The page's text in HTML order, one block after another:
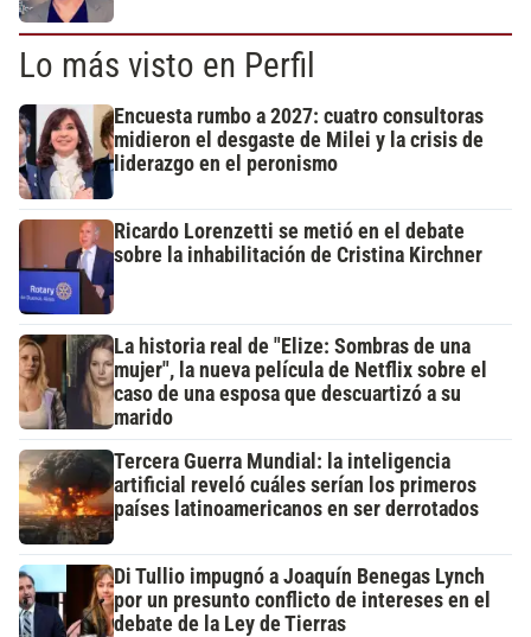
Lo más visto en Perfil
Encuesta rumbo a 2027: cuatro consultoras
midieron el desgaste de Milei y la crisis de
liderazgo en el peronismo
Ricardo Lorenzetti se metió en el debate
sobre la inhabilitación de Cristina Kirchner
La historia real de "Elize: Sombras de una
mujer", la nueva película de Netflix sobre el
caso de una esposa que descuartizó a su
marido
Tercera Guerra Mundial: la inteligencia
artificial reveló cuáles serían los primeros
países latinoamericanos en ser derrotados
Di Tullio impugnó a Joaquín Benegas Lynch
por un presunto conflicto de intereses en el
debate de la Ley de Tierras